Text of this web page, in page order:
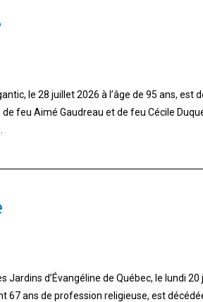
le 28 juillet 2026 à l’âge de 95 ans, est
feu Aimé Gaudreau et de feu Cécile
Jardins d’Évangéline de Québec, le lundi 20
67 ans de profession religieuse, est